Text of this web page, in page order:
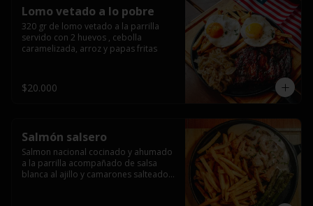
Lomo vetado a lo pobre
320 gr de lomo vetado a la parrilla
servido con 2 huevos , cebolla
caramelizada, arroz y papas fritas
$20.000
Salmón salsero
Salmon nacional cocinado y ahumado
a la parrilla acompañado de salsa
blanca al ajillo y camarones salteados,